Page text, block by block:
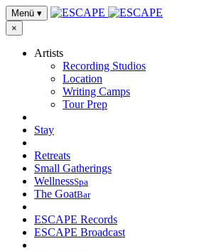
Menü ▾
×
Artists
Recording Studios
Location
Writing Camps
Tour Prep
Stay
Retreats
Small Gatherings
WellnessSpa
The GoatBar
ESCAPE Records
ESCAPE Broadcast